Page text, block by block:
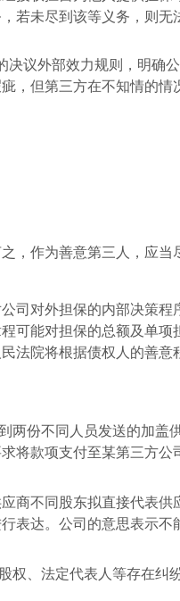
若未尽到该等义务，则无
决议外部效力规则，明确
，但第三方在不知情的
，作为善意第三人，应当
司对外担保的内部决策
可能对担保的总额及单
法院将根据债权人的善
两份不同人员发送的加盖
将款项支付至某第三方
商不同股东拟直接代表供
表达。公司的意思表示
权、法定代表人等存在纠